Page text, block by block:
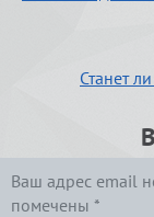
Станет
Ваш адрес email
помечены *